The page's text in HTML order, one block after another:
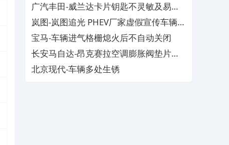
广汽丰田-威兰达卡片钥匙不灵敏及易消
磁
岚图-岚图追光 PHEV厂家虚假宣传车辆配
置与功能
宝马-车辆进气格栅熄火后不自动关闭
长安马自达-昂克赛拉空调膨胀阀垫片生
锈
北京现代-车辆多处生锈